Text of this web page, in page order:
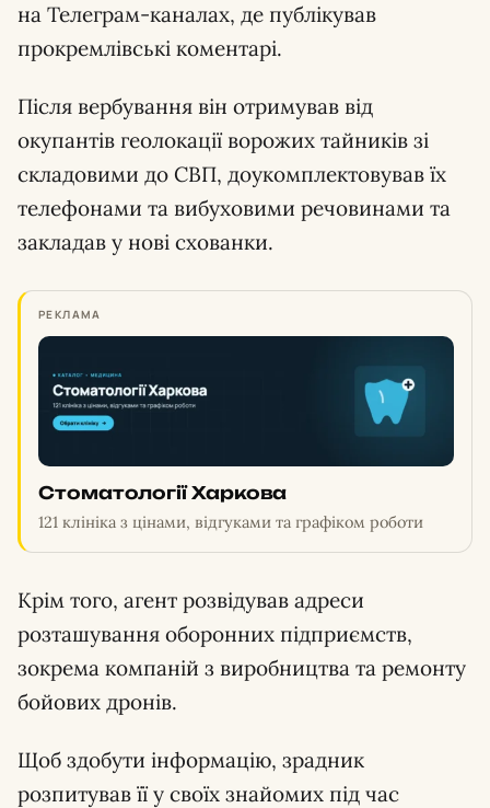
на Телеграм-каналах, де публікував
прокремлівські коментарі.
Після вербування він отримував від
окупантів геолокації ворожих тайників зі
складовими до СВП, доукомплектовував їх
телефонами та вибуховими речовинами та
закладав у нові схованки.
РЕКЛАМА
Стоматології Харкова
121 клініка з цінами, відгуками та графіком роботи
Крім того, агент розвідував адреси
розташування оборонних підприємств,
зокрема компаній з виробництва та ремонту
бойових дронів.
Щоб здобути інформацію, зрадник
розпитував її у своїх знайомих під час